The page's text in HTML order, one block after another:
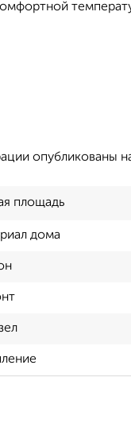
опубликованы
площадь
дома